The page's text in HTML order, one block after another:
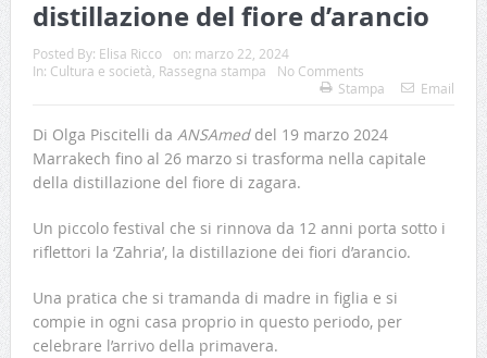
distillazione del fiore d’arancio
Posted By: Elisa Ricco on: marzo 22, 2024
In: Cultura e società, Rassegna stampa
No Comments
Stampa
Email
Di Olga Piscitelli da ANSAmeddel 19 marzo 2024
Marrakech fino al 26 marzo si trasforma nella capitale
della distillazione del fiore di zagara.
Un piccolo festival che si rinnova da 12 anni porta sotto i
riflettori la ‘Zahria’, la distillazione dei fiori d’arancio.
Una pratica che si tramanda di madre in figlia e si
compie in ogni casa proprio in questo periodo, per
celebrare l’arrivo della primavera.